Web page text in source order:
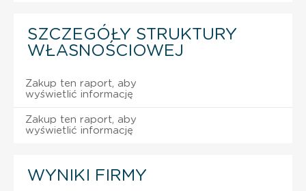
SZCZEGÓŁY STRUKTURY
WŁASNOŚCIOWEJ
Zakup ten raport, aby
wyświetlić informację
Zakup ten raport, aby
wyświetlić informację
WYNIKI FIRMY